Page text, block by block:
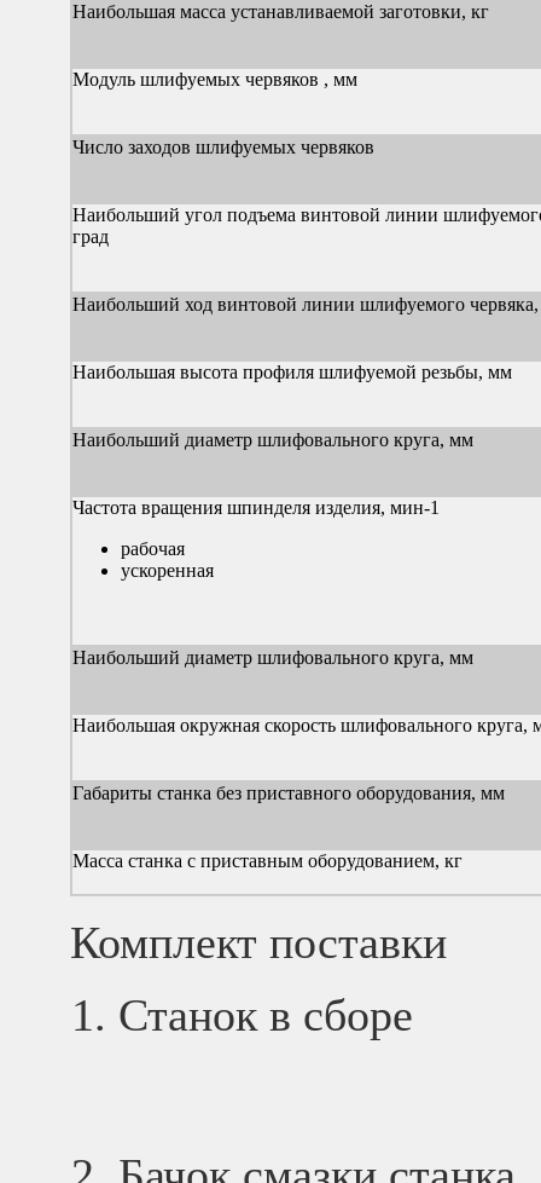
Наибольшая масса устанавливаемой заготовки, кг
Модуль шлифуемых червяков , мм
Число заходов шлифуемых червяков
Наибольший угол подъема винтовой линии
град
Наибольший ход винтовой линии шлифуемого
Наибольшая высота профиля шлифуемой резьбы, мм
Наибольший диаметр шлифовального круга, мм
Частота вращения шпинделя изделия, мин-1
рабочая
ускоренная
Наибольший диаметр шлифовального круга, мм
Наибольшая окружная скорость шлифовального круга,
Габариты станка без приставного оборудования, мм
Масса станка с приставным оборудованием, кг
Комплект поставки
Станок в сборе